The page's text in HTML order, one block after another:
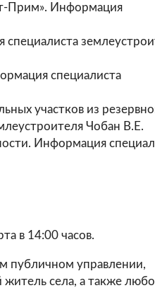
Прим». Информация
специалиста
участков из
Чобан В.Е.
Информация
в 14:00 часов.
публичном управлении,
житель села, а также